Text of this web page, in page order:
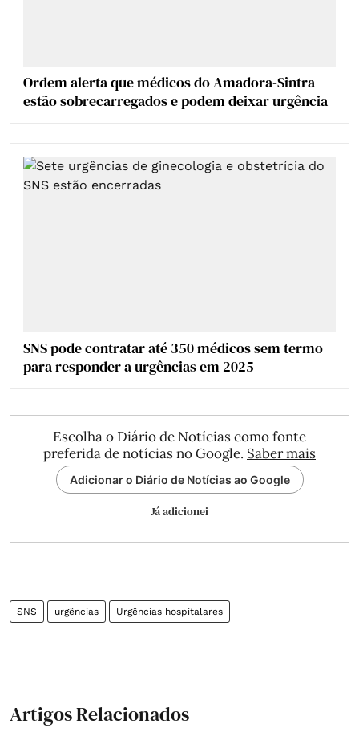
Ordem alerta que médicos do Amadora-Sintra
estão sobrecarregados e podem deixar urgência
SNS pode contratar até 350 médicos sem termo
para responder a urgências em 2025
Escolha o Diário de Notícias como fonte
preferida de notícias no Google. Saber mais
Adicionar o Diário de Notícias ao Google
Já adicionei
SNS urgências Urgências hospitalares
Artigos Relacionados